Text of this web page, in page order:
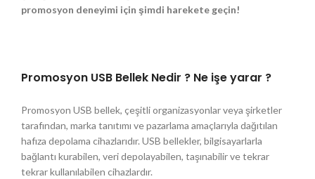
promosyon deneyimi için şimdi harekete geçin!
Promosyon USB Bellek Nedir ? Ne işe yarar ?
Promosyon USB bellek, çeşitli organizasyonlar veya şirketler
tarafından, marka tanıtımı ve pazarlama amaçlarıyla dağıtılan
hafıza depolama cihazlarıdır. USB bellekler, bilgisayarlarla
bağlantı kurabilen, veri depolayabilen, taşınabilir ve tekrar
tekrar kullanılabilen cihazlardır.